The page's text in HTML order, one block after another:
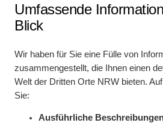
Umfassende
Blick
Wir haben für Sie eine Fülle von
zusammengestellt, die Ihnen einen
Welt der Dritten Orte NRW bieten.
Sie:
Ausführliche